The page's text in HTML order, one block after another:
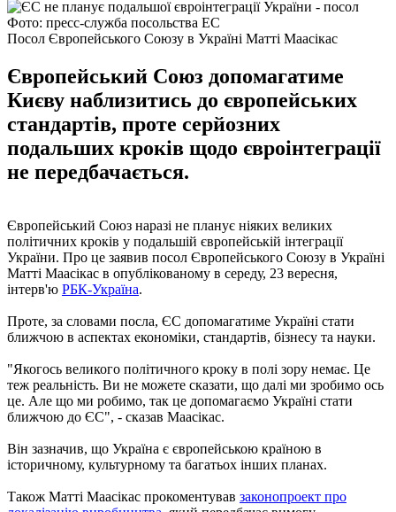
Фото: пресс-служба посольства ЕС
Посол Європейського Союзу в Україні Матті Маасікас
Європейський Союз допомагатиме
Києву наблизитись до європейських
стандартів, проте серйозних
подальших кроків щодо євроінтеграції
не передбачається.
Європейський Союз наразі не планує ніяких великих
політичних кроків у подальшій європейській інтеграції
України. Про це заявив посол Європейського Союзу в Україні
Матті Маасікас в опублікованому в середу, 23 вересня,
інтерв'ю РБК-Україна.
Проте, за словами посла, ЄС допомагатиме Україні стати
ближчою в аспектах економіки, стандартів, бізнесу та науки.
"Якогось великого політичного кроку в полі зору немає. Це
теж реальність. Ви не можете сказати, що далі ми зробимо ось
це. Але що ми робимо, так це допомагаємо Україні стати
ближчою до ЄС", - сказав Маасікас.
Він зазначив, що Україна є європейською країною в
історичному, культурному та багатьох інших планах.
Також Матті Маасікас прокоментував законопроект про